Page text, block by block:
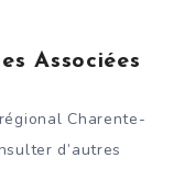
Associées
Charente-
d’autres